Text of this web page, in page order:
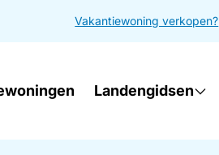
Vakantiewoning verkopen?
Landengidsen